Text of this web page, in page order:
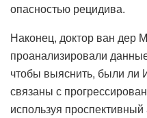
опасностью рецидива.
Наконец, доктор ван дер
проанализировали
чтобы выяснить, были
связаны с
используя